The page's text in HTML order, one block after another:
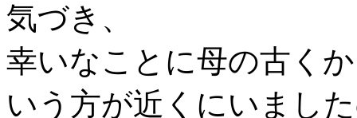
気づき、
幸いなことに母の古く
いう方が近くにいまし